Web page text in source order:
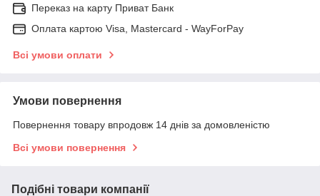
Переказ на карту Приват Банк
Оплата картою Visa, Mastercard - WayForPay
Всі умови оплати
Умови повернення
Повернення товару впродовж 14 днів за домовленістю
Всі умови повернення
Подібні товари компанії